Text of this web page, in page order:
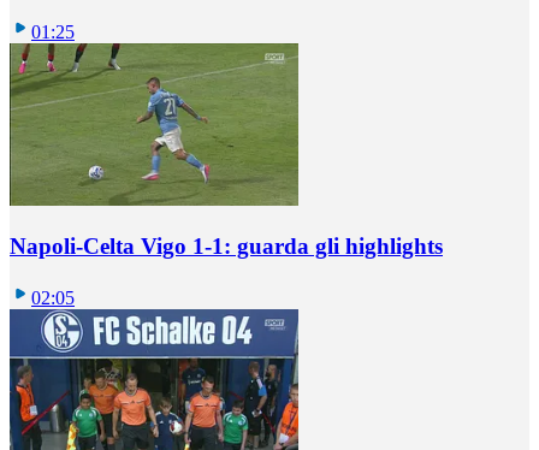
01:25
Napoli-Celta Vigo 1-1: guarda gli highlights
02:05